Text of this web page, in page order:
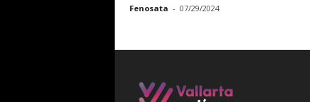
Fenosata - 07/29/2024